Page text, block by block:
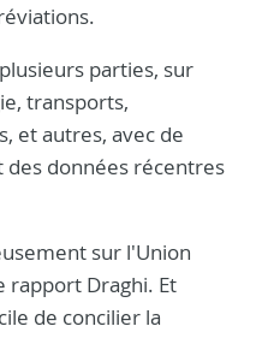
parties, sur
transports,
et autres, avec de
données récentres
sur l'Union
rapport Draghi. Et
de concilier la